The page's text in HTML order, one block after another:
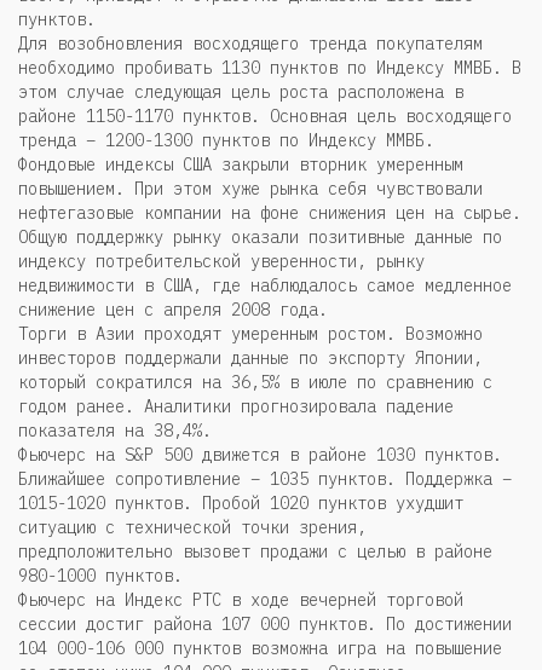
пунктов.
Для возобновления восходящего тренда покупателям
необходимо пробивать 1130 пунктов по Индексу ММВБ. В
этом случае следующая цель роста расположена в
районе 1150-1170 пунктов. Основная цель восходящего
тренда – 1200-1300 пунктов по Индексу ММВБ.
Фондовые индексы США закрыли вторник умеренным
повышением. При этом хуже рынка себя чувствовали
нефтегазовые компании на фоне снижения цен на сырье.
Общую поддержку рынку оказали позитивные данные по
индексу потребительской уверенности, рынку
недвижимости в США, где наблюдалось самое медленное
снижение цен с апреля 2008 года.
Торги в Азии проходят умеренным ростом. Возможно
инвесторов поддержали данные по экспорту Японии,
который сократился на 36,5% в июле по сравнению с
годом ранее. Аналитики прогнозировала падение
показателя на 38,4%.
Фьючерс на S&P 500 движется в районе 1030 пунктов.
Ближайшее сопротивление – 1035 пунктов. Поддержка –
1015-1020 пунктов. Пробой 1020 пунктов ухудшит
ситуацию с технической точки зрения,
предположительно вызовет продажи с целью в районе
980-1000 пунктов.
Фьючерс на Индекс РТС в ходе вечерней торговой
сессии достиг района 107 000 пунктов. По достижении
104 000-106 000 пунктов возможна игра на повышение